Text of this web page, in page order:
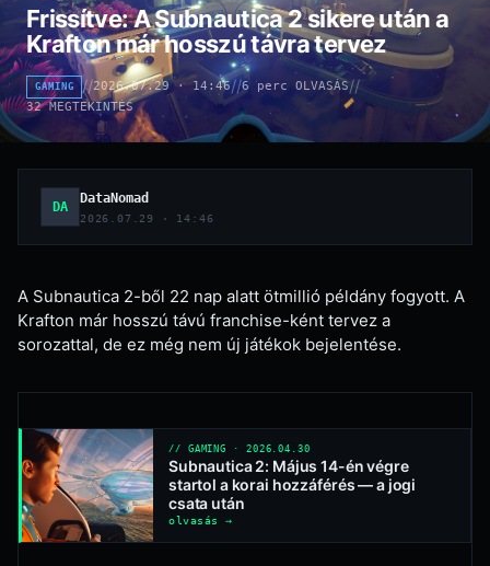
Frissítve: A Subnautica 2 sikere után a
Krafton már hosszú távra tervez
GAMING //2026.07.29 · 14:46//6 perc OLVASÁS//
32 MEGTEKINTÉS
DA
DataNomad
2026.07.29 · 14:46
A Subnautica 2-ből 22 nap alatt ötmillió példány fogyott. A
Krafton már hosszú távú franchise-ként tervez a
sorozattal, de ez még nem új játékok bejelentése.
// GAMING · 2026.04.30
Subnautica 2: Május 14-én végre
startol a korai hozzáférés — a jogi
csata után
olvasás →